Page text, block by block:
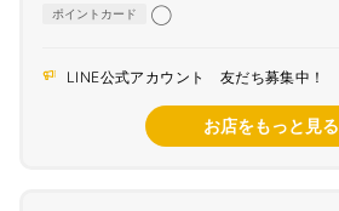
ポイントカード ◯
LINE公式アカウント 友だち募集中！
お店をもっと見る